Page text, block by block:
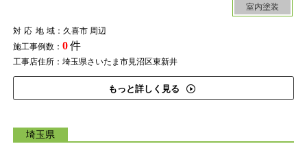
室内塗装
対応地域：久喜市 周辺
施工事例数： 0件
工事店住所：埼玉県さいたま市見沼区東新井
もっと詳しく見る
埼玉県